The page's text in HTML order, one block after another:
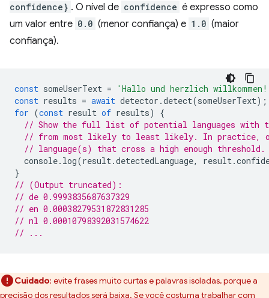
confidence} . O nível de confidence é expresso como
um valor entre 0.0 (menor confiança) e 1.0 (maior
confiança).
const someUserText =
'Hallo und herzlich
const results = await detector .detect(someUserText);
for (const result of results)
{
// Show the full list of potential languages with
// from most likely to least likely. In practice,
// language(s) that cross a high enough threshold.
console. log(result.detectedLanguage, result.
}
// (Output truncated):
// de 0.9993835687637329
// en 0.00038279531872831285
// nl 0.00010798392031574622
// ...
Cuidado: evite frases muito curtas e palavras isoladas, porque a
precisão dos resultados será baixa. Se você costuma trabalhar com